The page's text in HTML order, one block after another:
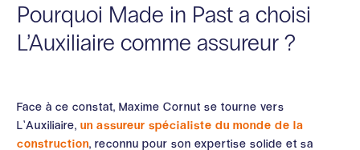
Pourquoi Made in Past a choisi
L’Auxiliaire comme assureur ?
Face à ce constat, Maxime Cornut se tourne vers
L’Auxiliaire,un assureur spécialiste du monde de la
construction, reconnu pour son expertise solide et sa